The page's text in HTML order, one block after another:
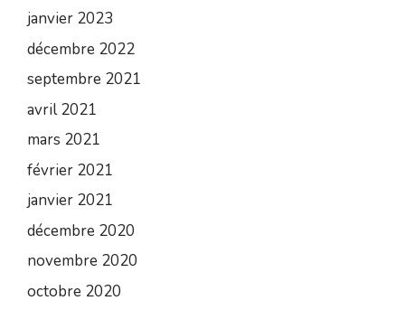
janvier 2023
décembre 2022
septembre 2021
avril 2021
mars 2021
février 2021
janvier 2021
décembre 2020
novembre 2020
octobre 2020